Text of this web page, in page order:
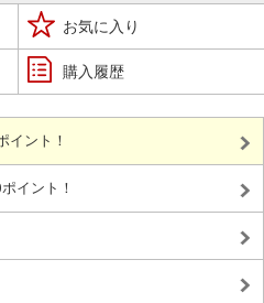
お気に入り
購入履歴
イント！
イント！